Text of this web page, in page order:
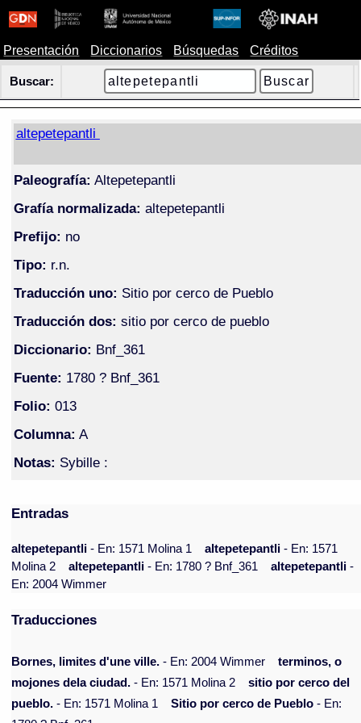
Presentación Diccionarios Búsquedas Créditos
Buscar:
altepetepantli
Paleografía: Altepetepantli
Grafía normalizada: altepetepantli
Prefijo: no
Tipo: r.n.
Traducción uno: Sitio por cerco de Pueblo
Traducción dos: sitio por cerco de pueblo
Diccionario: Bnf_361
Fuente: 1780 ? Bnf_361
Folio: 013
Columna: A
Notas: Sybille :
Entradas
altepetepantli- En: 1571 Molina 1 altepetepantli- En: 1571
Molina 2
altepetepantli- En: 1780 ? Bnf_361 altepetepantli-
En: 2004 Wimmer
Traducciones
Bornes, limites d'une ville. - En: 2004 Wimmer
terminos, o
mojones dela ciudad. - En: 1571 Molina 2
sitio por cerco del
pueblo. - En: 1571 Molina 1 Sitio por cerco de Pueblo - En: